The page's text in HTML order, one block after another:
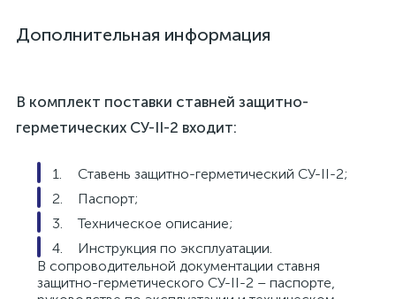
Дополнительная информация
В комплект поставки ставней защитно-
герметических СУ-II-2 входит:
Ставень защитно-герметический СУ-II-2;
Паспорт;
Техническое описание;
Инструкция по эксплуатации.
В сопроводительной документации ставня
защитно-герметического СУ-II-2 – паспорте,